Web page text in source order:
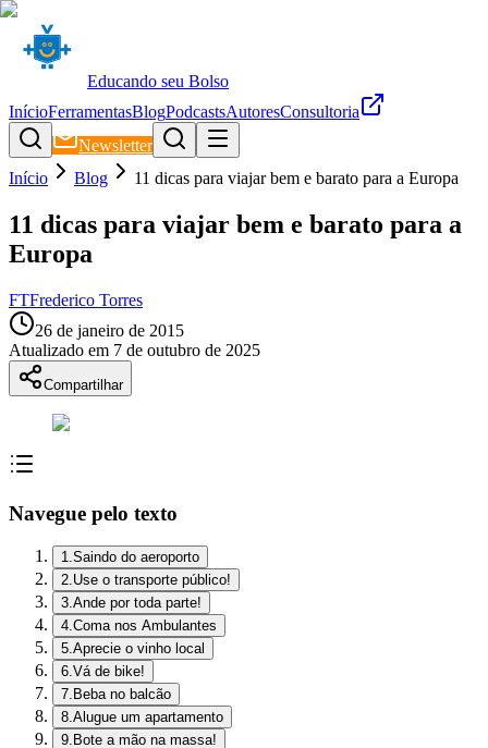
Educando seu Bolso
InícioFerramentasBlogPodcastsAutoresConsultoria
Newsletter
Início
Blog 11 dicas para viajar bem e barato para a Europa
11 dicas para viajar bem e barato para a
Europa
FTFrederico Torres
26 de janeiro de 2015
Atualizado em 7 de outubro de 2025
Compartilhar
Navegue pelo texto
1.Saindo do aeroporto
2.Use o transporte público!
3.Ande por toda parte!
4.Coma nos Ambulantes
5.Aprecie o vinho local
6.Vá de bike!
7.Beba no balcão
8.Alugue um apartamento
9.Bote a mão na massa!